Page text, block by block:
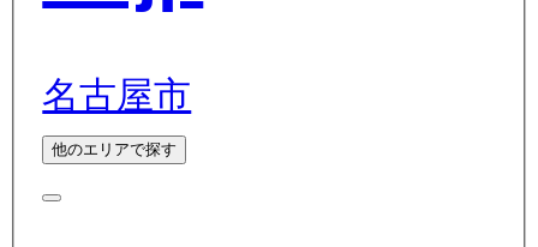
名古屋市
他のエリアで探す